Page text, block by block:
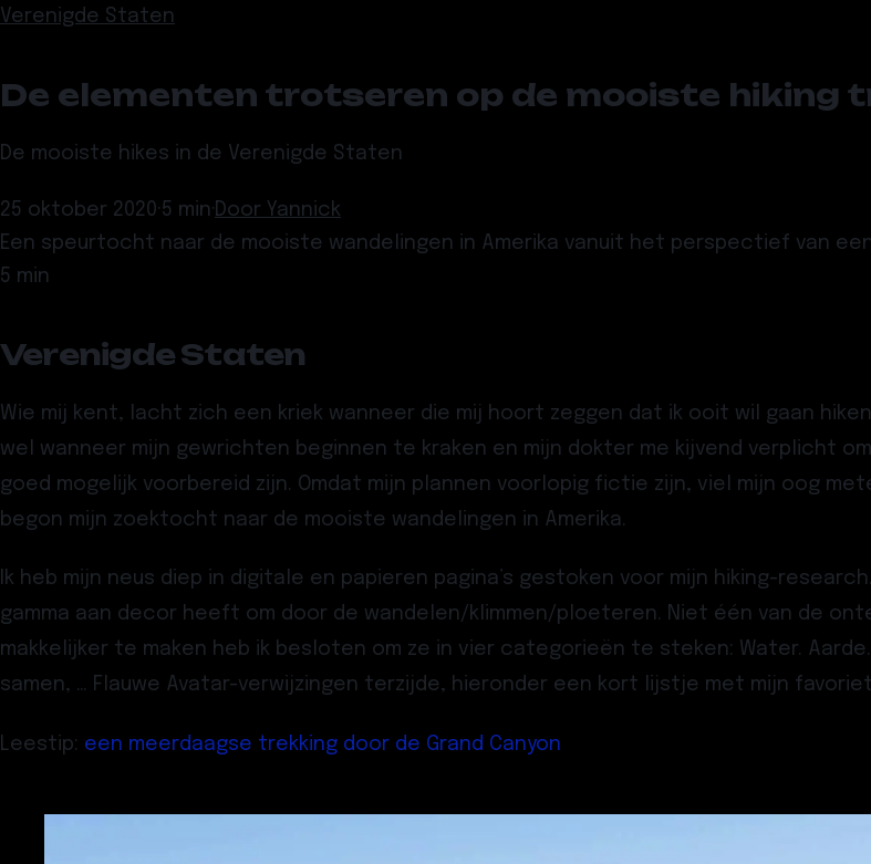
Verenigde Staten
De elementen trotseren op de mooiste hiking
De mooiste hikes in de Verenigde Staten
25 oktober 2020·5 min· Door Yannick
Een speurtocht naar de mooiste wandelingen in Amerika vanuit het perspectief van
5 min
Verenigde Staten
Wie mij kent, lacht zich een kriek wanneer die mij hoort zeggen dat ik ooit wil gaan
wel wanneer mijn gewrichten beginnen te kraken en mijn dokter me kijvend verplicht
goed mogelijk voorbereid zijn. Omdat mijn plannen voorlopig fictie zijn, viel mijn oog
begon mijn zoektocht naar de mooiste wandelingen in Amerika.
Ik heb mijn neus diep in digitale en papieren pagina’s gestoken voor mijn hiking-
gamma aan decor heeft om door de wandelen/klimmen/ploeteren. Niet één van de
makkelijker te maken heb ik besloten om ze in vier categorieën te steken: Water.
samen, … Flauwe Avatar-verwijzingen terzijde, hieronder een kort lijstje met mijn
Leestip: een meerdaagse trekking door de Grand Canyon